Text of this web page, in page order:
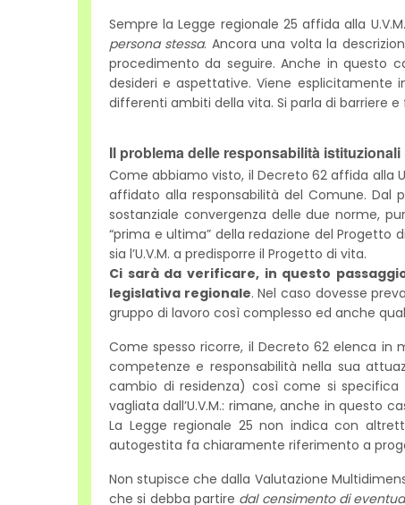
Sempre la Legge regionale 25 affida alla
persona stessa. Ancora una volta la
procedimento da seguire. Anche in questo
desideri e aspettative. Viene esplicitamente
differenti ambiti della vita. Si parla di barriere
Il problema delle responsabilità istituzionali
Come abbiamo visto, il Decreto 62 affida alla
affidato alla responsabilità del Comune. Dal
sostanziale convergenza delle due norme,
“prima e ultima” della redazione del
sia l’U.V.M. a predisporre il Progetto di vita.
Ci sarà da verificare, in questo
legislativa regionale. Nel caso dovesse
gruppo di lavoro così complesso ed anche
Come spesso ricorre, il Decreto 62 elenca
competenze e responsabilità nella sua
cambio di residenza) così come si
vagliata dall’U.V.M.: rimane, anche in questo
La Legge regionale 25 non indica con
autogestita fa chiaramente riferimento a
Non stupisce che dalla Valutazione
che si debba partire dal censimento di